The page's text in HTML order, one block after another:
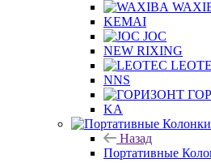
KEMAI
JOC
NEW RIXING
NNS
KA
Назад
Портативные